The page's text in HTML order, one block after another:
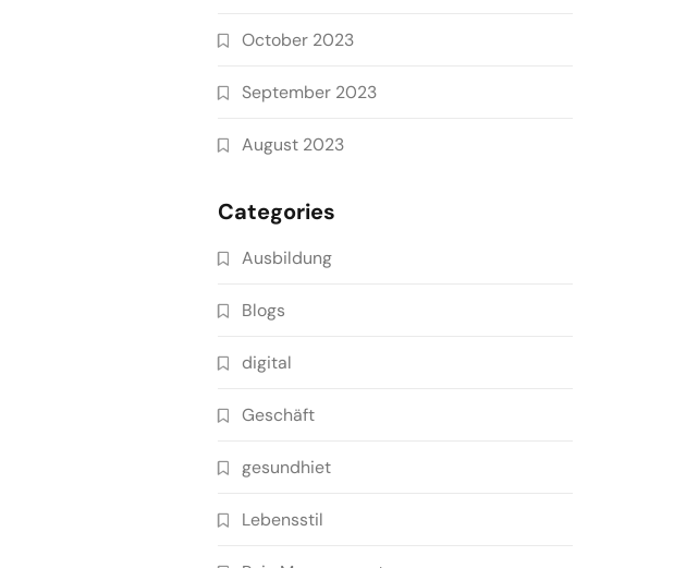
October 2023
September 2023
August 2023
Categories
Ausbildung
Blogs
digital
Geschäft
gesundhiet
Lebensstil